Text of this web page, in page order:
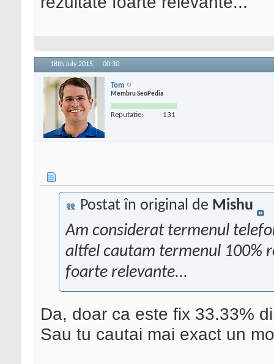
18th July 2015, 00:30
Tom
Membru SeoPedia
Reputatie: 131
Postat în original de Mishu
Am considerat termenul
altfel cautam termenul 100%
foarte relevante...
Da, doar ca este fix 33.33%
Sau tu cautai mai exact un